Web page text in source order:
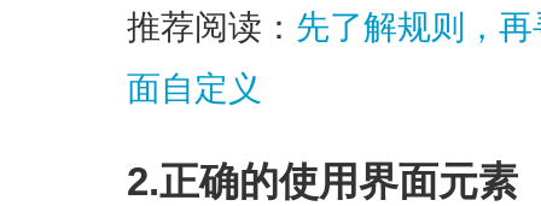
推荐阅读： 先了解规则，
面自定义
2.正确的使用界面元素